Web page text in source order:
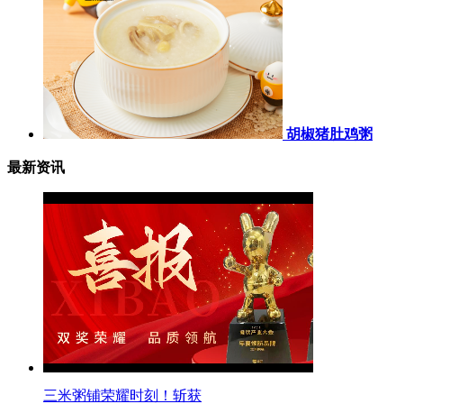
胡椒猪肚鸡粥
最新资讯
三米粥铺荣耀时刻！斩获